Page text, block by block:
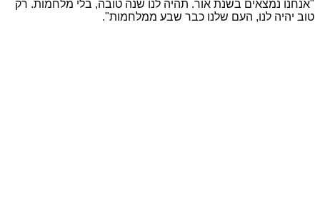
"אנחנו נמצאים בשנת אור. תהיה לנו שנה טובה, בלי מלחמות. רק
טוב יהיה לנו, העם שלנו כבר שבע ממלחמות".